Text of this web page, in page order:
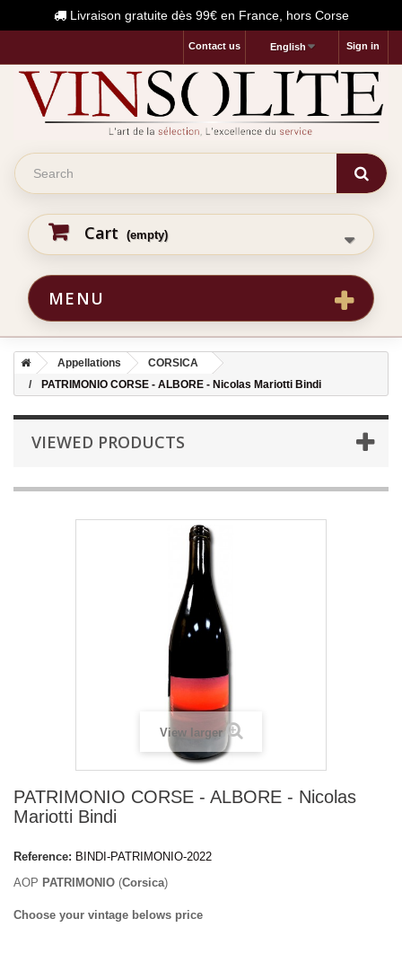
Livraison gratuite dès 99€ en France, hors Corse
Sign in
English
Contact us
Cart (empty)
MENU
Appellations
CORSICA
PATRIMONIO CORSE - ALBORE - Nicolas Mariotti Bindi
VIEWED PRODUCTS
View larger
PATRIMONIO CORSE - ALBORE - Nicolas
Mariotti Bindi
Reference: BINDI-PATRIMONIO-2022
AOP PATRIMONIO (Corsica)
Choose your vintage belows price